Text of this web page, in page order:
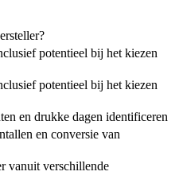
potentieel bij het kiezen
potentieel bij het kiezen
en drukke dagen identificeren
en conversie van
vanuit verschillende